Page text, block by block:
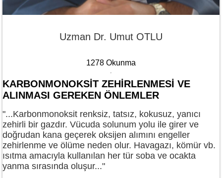
Uzman Dr. Umut OTLU
1278 Okunma
KARBONMONOKSIT ZEHIRLENMESI VE
ALINMASI GEREKEN ÖNLEMLER
"...Karbonmonoksit renksiz, tatsız, kokusuz, yanıcı
zehirli bir gazdır. Vücuda solunum yolu ile girer ve
doğrudan kana geçerek oksijen alımını engeller
zehirlenme ve ölüme neden olur. Havagazı, kömür vb.
ısıtma amacıyla kullanılan her tür soba ve ocakta
yanma sırasında oluşur..."